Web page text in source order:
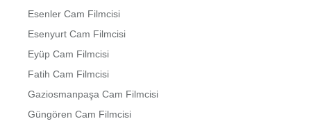
Esenler Cam Filmcisi
Esenyurt Cam Filmcisi
Eyüp Cam Filmcisi
Fatih Cam Filmcisi
Gaziosmanpaşa Cam Filmcisi
Güngören Cam Filmcisi